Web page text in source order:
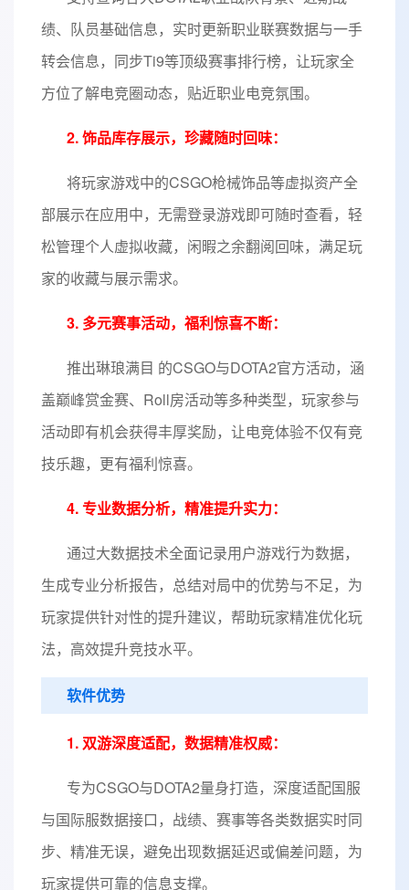
绩、队员基础信息，实时更新职业联赛数据与一手
转会信息，同步Ti9等顶级赛事排行榜，让玩家全
方位了解电竞圈动态，贴近职业电竞氛围。
2. 饰品库存展示，珍藏随时回味：
将玩家游戏中的CSGO枪械饰品等虚拟资产全
部展示在应用中，无需登录游戏即可随时查看，轻
松管理个人虚拟收藏，闲暇之余翻阅回味，满足玩
家的收藏与展示需求。
3. 多元赛事活动，福利惊喜不断：
推出琳琅满目 的CSGO与DOTA2官方活动，涵
盖巅峰赏金赛、Roll房活动等多种类型，玩家参与
活动即有机会获得丰厚奖励，让电竞体验不仅有竞
技乐趣，更有福利惊喜。
4. 专业数据分析，精准提升实力：
通过大数据技术全面记录用户游戏行为数据，
生成专业分析报告，总结对局中的优势与不足，为
玩家提供针对性的提升建议，帮助玩家精准优化玩
法，高效提升竞技水平。
软件优势
1. 双游深度适配，数据精准权威：
专为CSGO与DOTA2量身打造，深度适配国服
与国际服数据接口，战绩、赛事等各类数据实时同
步、精准无误，避免出现数据延迟或偏差问题，为
玩家提供可靠的信息支撑。